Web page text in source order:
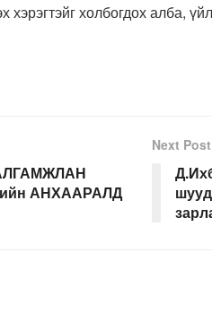
хэрэгтэйг холбогдох алба,
АНХААРАЛД
Next Post